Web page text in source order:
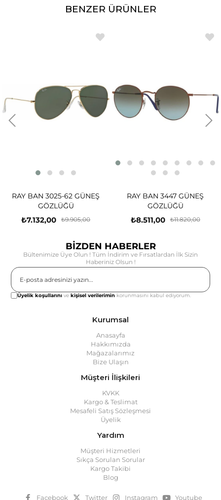
BENZER ÜRÜNLER
RAY BAN 3025-62 GÜNEŞ
GÖZLÜĞÜ
₺7.132,00 ₺9.905,00
RAY BAN 3447 GÜNEŞ
GÖZLÜĞÜ
₺8.511,00 ₺11.820,00
BİZDEN HABERLER
Bültenimize Üye Olun ! Tüm İndirim ve Fırsatlardan İlk Sizin
Haberiniz Olsun !
Üyelik koşullarını vekişisel verilerimin korunmasını kabul ediyorum.
Kurumsal
Anasayfa
Hakkımızda
Mağazalarımız
Bize Ulaşın
Müşteri İlişkileri
KVKK
Kargo & Teslimat
Mesafeli Satış Sözleşmesi
Üyelik
Yardım
Müşteri Hizmetleri
Sıkça Sorulan Sorular
Kargo Takibi
Blog
Facebook Twitter Instagram Youtube